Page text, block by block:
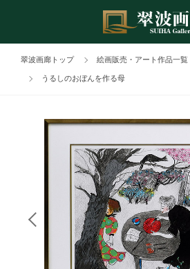
翠波画廊トップ 絵画販売・アート作品一覧
うるしのおぼんを作る母